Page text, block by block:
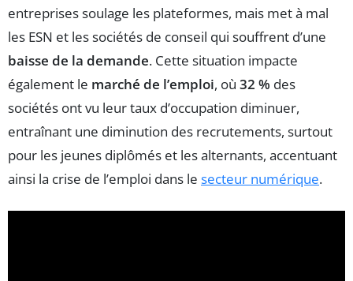
entreprises soulage les plateformes, mais met à mal
les ESN et les sociétés de conseil qui souffrent d’une
baisse de la demande. Cette situation impacte
également le marché de l’emploi, où 32 % des
sociétés ont vu leur taux d’occupation diminuer,
entraînant une diminution des recrutements, surtout
pour les jeunes diplômés et les alternants, accentuant
ainsi la crise de l’emploi dans le secteur numérique.